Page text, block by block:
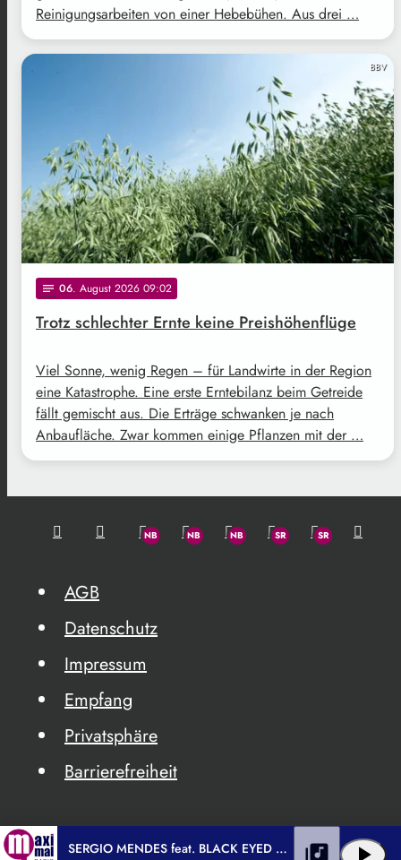
Reinigungsarbeiten von einer Hebebühen. Aus drei …
BBV
notes 06. August 2026 09:02
Trotz schlechter Ernte keine Preishöhenflüge
Viel Sonne, wenig Regen – für Landwirte in der Region
eine Katastrophe. Eine erste Erntebilanz beim Getreide
fällt gemischt aus. Die Erträge schwanken je nach
Anbaufläche. Zwar kommen einige Pflanzen mit der …
AGB
Datenschutz
Impressum
Empfang
Privatsphäre
Barrierefreiheit
SERGIO MENDES feat. BLACK EYED PEAS play_arrow
library_music